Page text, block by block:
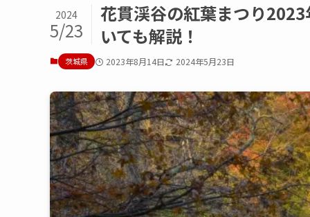
花貫渓谷の紅葉まつり
いても解説！
2024
5/23
茨城県 2023年8月14日 2024年5月23日